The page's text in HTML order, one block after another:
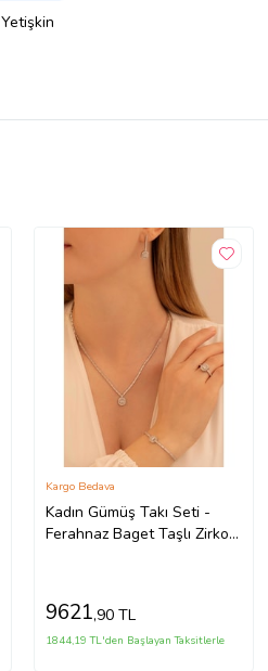
Yetişkin
Kadın Gümüş Takı Seti -
Ferahnaz Baget Taşlı Zirkon
Set
Kargo Bedava
9621,90 TL
1844,19 TL'den Başlayan Taksitlerle